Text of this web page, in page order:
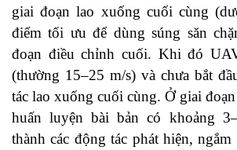
giai đoạn lao xuống cuối cùng
điểm tối ưu để dùng súng săn
đoạn điều chỉnh cuối. Khi đó
(thường 15–25 m/s) và chưa bắt
tác lao xuống cuối cùng. Ở giai
huấn luyện bài bản có khoảng
thành các động tác phát hiện,